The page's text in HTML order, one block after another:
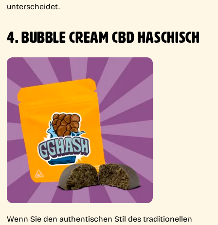
unterscheidet.
4. BUBBLE CREAM CBD HASCHISCH
Wenn Sie den authentischen Stil des traditionellen